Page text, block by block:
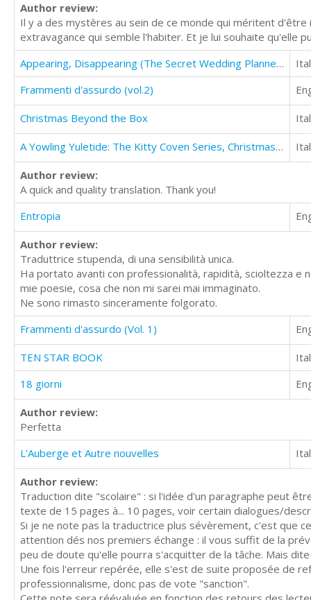
Author review:
Il y a des mystères au sein de ce monde qui méritent
extravagance qui semble l'habiter. Et je lui souhaite qu'elle
Appearing, Disappearing (The Secret Wedding Planner Cozy Short Story Mystery Series - Book Two )
Frammenti d'assurdo (vol.2)
Christmas Beyond the Box
A Yowling Yuletide: The Kitty Coven Series, Christmas Story
Author review:
A quick and quality translation. Thank you!
Entropia
Author review:
Traduttrice stupenda, di una sensibilità unica.
Ha portato avanti con professionalità, rapidità, scioltezza e
mie poesie, cosa che non mi sarei mai immaginato.
Ne sono rimasto sinceramente folgorato.
Frammenti d'assurdo (Vol. 1)
TEN STAR BOOK
18 giorni
Author review:
Perfetta
L'Auberge et Autre nouvelles
Author review:
Traduction dite "scolaire" : si l'idée d'un paragraphe peut
texte de 15 pages à... 10 pages, voir certain dialogues/
Si je ne note pas la traductrice plus sévèrement, c'est que
attention dés nos premiers échange : il vous suffit de la
peu de doute qu'elle pourra s'acquitter de la tâche. Mais
Une fois l'erreur repérée, elle s'est de suite proposée de
professionnalisme, donc pas de vote "sanction".